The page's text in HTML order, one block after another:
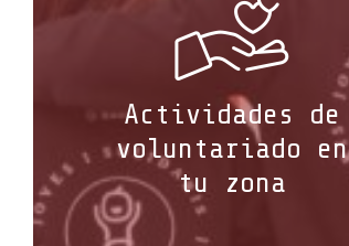
Actividades de
voluntariado en
tu zona